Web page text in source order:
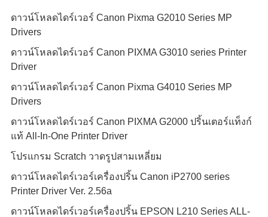
ดาวน์โหลดไดร์เวอร์ Canon Pixma G2010 Series MP
Drivers
ดาวน์โหลดไดร์เวอร์ Canon PIXMA G3010 series Printer
Driver
ดาวน์โหลดไดร์เวอร์ Canon Pixma G4010 Series MP
Drivers
ดาวน์โหลดไดร์เวอร์ Canon PIXMA G2000 ปริ้นเตอร์แท็งก์
แท้ All-In-One Printer Driver
โปรแกรม Scratch วาดรูปสามเหลี่ยม
ดาวน์โหลดไดร์เวอร์เครื่องปริ้น Canon iP2700 series
Printer Driver Ver. 2.56a
ดาวน์โหลดไดร์เวอร์เครื่องปริ้น EPSON L210 Series ALL-